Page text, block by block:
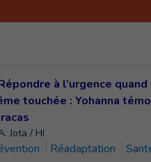
Jota / HI
Réadaptation